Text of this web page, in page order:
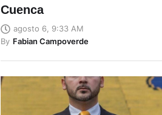
Cuenca
agosto 6, 9:33 AM
By Fabian Campoverde